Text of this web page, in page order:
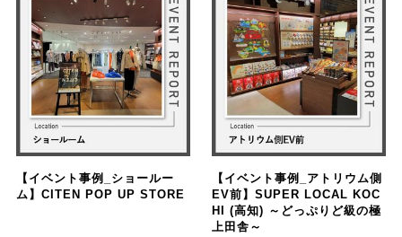
【イベント事例_ショールー
ム】CITEN POP UP STORE
【イベント事例_アトリウム側
EV前】SUPER LOCAL KOC
HI (高知) ～どっぷりど級の極
上田舎～